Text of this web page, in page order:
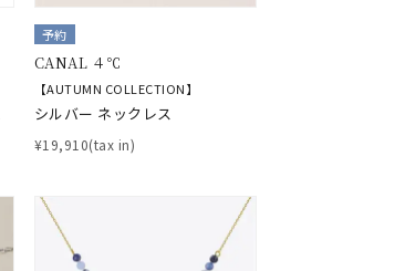
予約
CANAL ４℃
【AUTUMN COLLECTION】
シルバー ネックレス
¥19,910(tax in)